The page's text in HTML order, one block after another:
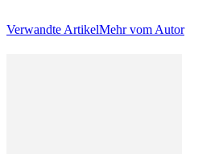
Verwandte ArtikelMehr vom Autor